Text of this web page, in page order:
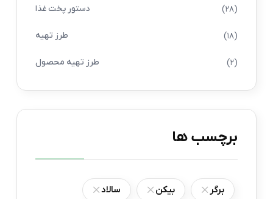
دستور پخت غذا (28)
طرز تهیه (18)
طرز تهیه محصول (2)
برچسب ها
برگر بیکن سالاد